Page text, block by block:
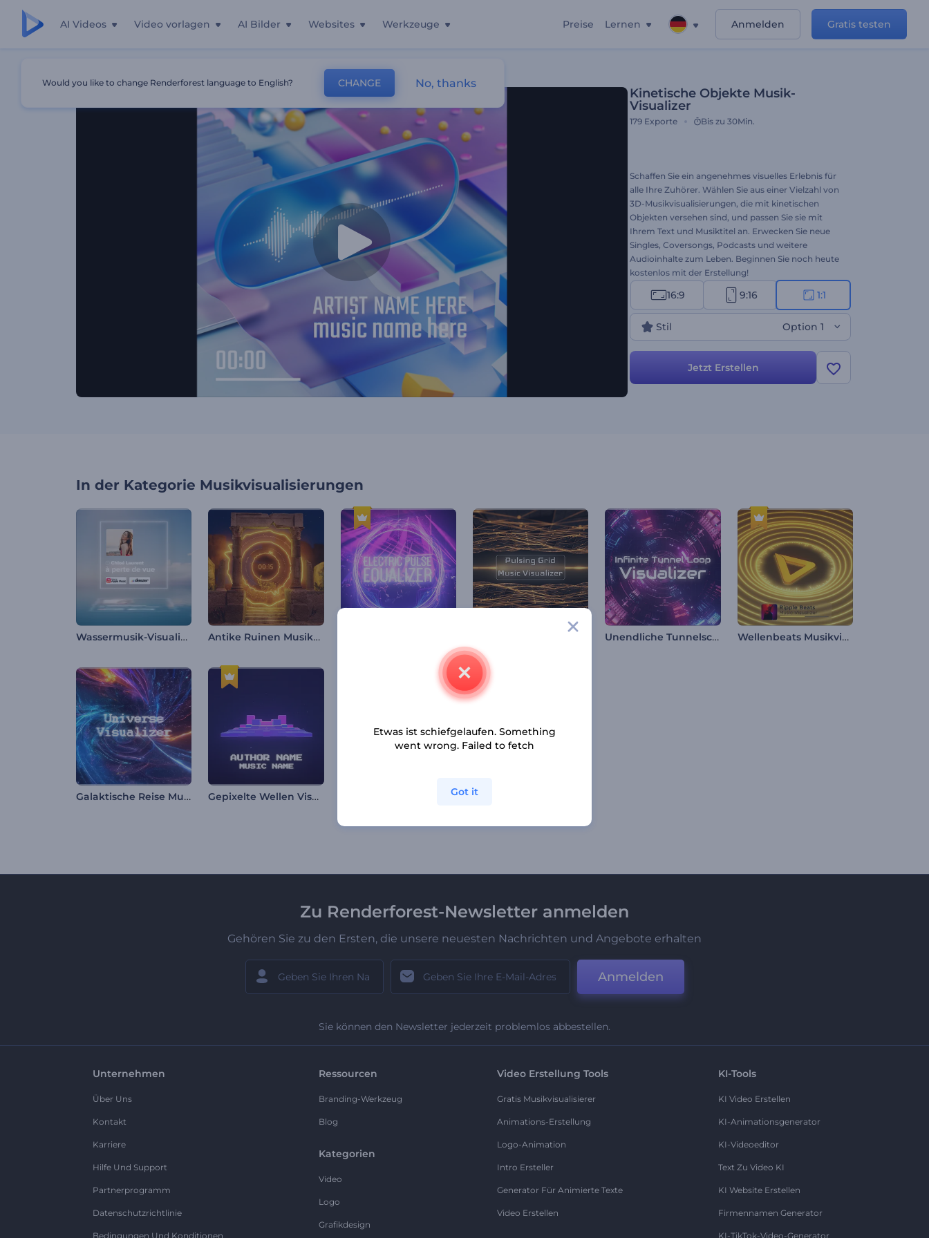
AI Videos Video vorlagen AI Bilder Websites Werkzeuge Preise Lernen Anmelden Gratis testen
Kinetische Objekte Musik-
Visualizer
179 Exporte Bis zu 30Min.
Schaffen Sie ein angenehmes visuelles Erlebnis für
alle Ihre Zuhörer. Wählen Sie aus einer Vielzahl von
3D-Musikvisualisierungen, die mit kinetischen
Objekten versehen sind, und passen Sie sie mit
Ihrem Text und Musiktitel an. Erwecken Sie neue
Singles, Coversongs, Podcasts und weitere
Audioinhalte zum Leben. Beginnen Sie noch heute
kostenlos mit der Erstellung!
16:9 9:16 1:1
Stil Option 1
Jetzt Erstellen
In der Kategorie Musikvisualisierungen
Wassermusik-Visualisierer Antike Ruinen Musikvisualisierer Unendliche Tunnelschleife Visualisierer Wellenbeats Musikvisualisierer
Galaktische Reise Musikvisualisierer Gepixelte Wellen Visualisierer Pulsierende Beats-Visualizer
Zu Renderforest-Newsletter anmelden
Gehören Sie zu den Ersten, die unsere neuesten Nachrichten und Angebote erhalten
Anmelden
Sie können den Newsletter jederzeit problemlos abbestellen.
Unternehmen
Über Uns
Kontakt
Karriere
Hilfe Und Support
Partnerprogramm
Datenschutzrichtlinie
Bedingungen Und Konditionen
Ressourcen
Branding-Werkzeug
Blog
Kategorien
Video
Logo
Grafikdesign
Video Erstellung Tools
Gratis Musikvisualisierer
Animations-Erstellung
Logo-Animation
Intro Ersteller
Generator Für Animierte Texte
Video Erstellen
KI-Tools
KI Video Erstellen
KI-Animationsgenerator
KI-Videoeditor
Text Zu Video KI
KI Website Erstellen
Firmennamen Generator
KI-TikTok-Video-Generator
Would you like to change Renderforest language to English? CHANGE No, thanks
Etwas ist schiefgelaufen. Something
went wrong. Failed to fetch
Got it